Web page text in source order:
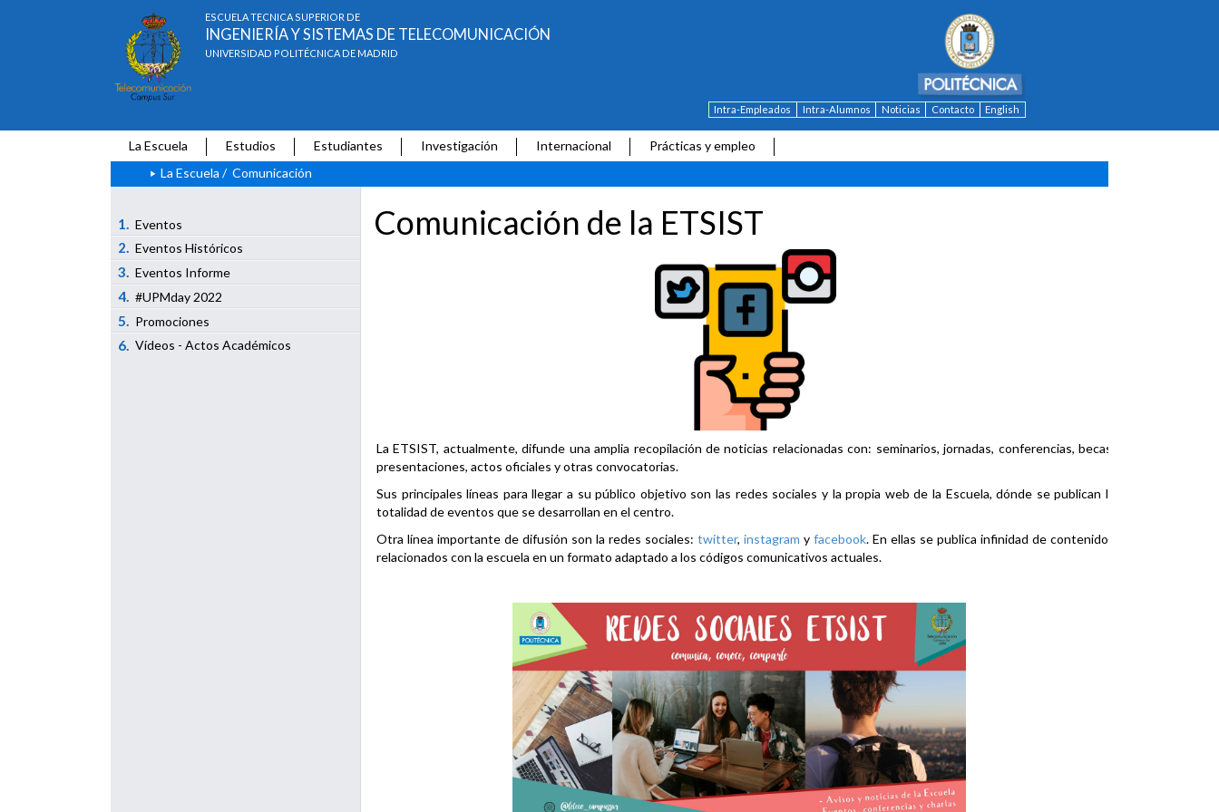
ESCUELA TÉCNICA SUPERIOR DE
INGENIERÍA Y SISTEMAS DE TELECOMUNICACIÓN
UNIVERSIDAD POLITÉCNICA DE MADRID
Intra-Empleados Intra-Alumnos Noticias Contacto English
La Escuela Estudios Estudiantes Investigación Internacional
Prácticas y empleo
La Escuela / Comunicación
1. Eventos
2. Eventos Históricos
3. Eventos Informe
4. #UPMday 2022
5. Promociones
6. Vídeos - Actos Académicos
Comunicación de la ETSIST
La ETSIST, actualmente, difunde una amplia recopilación de noticias relacionadas con: seminarios, jornadas, conferencias, becas,
presentaciones, actos oficiales y otras convocatorias.
Sus principales líneas para llegar a su público objetivo son las redes sociales y la propia web de la Escuela, dónde se publican la
totalidad de eventos que se desarrollan en el centro.
Otra línea importante de difusión son la redes sociales: twitter, instagram y facebook. En ellas se publica infinidad de contenidos
relacionados con la escuela en un formato adaptado a los códigos comunicativos actuales.